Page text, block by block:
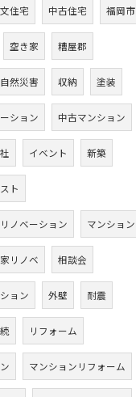
住宅 中古住宅 福岡市
空き家 糟屋郡
自然災害 収納 塗装
ション 中古マンション
イベント 新築
ト
ノベーション マンション
リノベ 相談会
ョン 外壁 耐震
リフォーム
マンションリフォーム